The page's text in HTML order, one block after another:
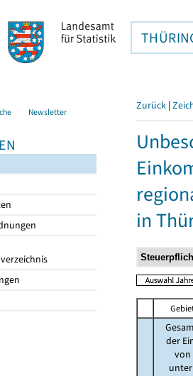
Newsletter Zurück |
in
der
von
unter